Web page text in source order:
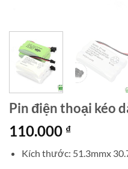
Pin điện thoại kéo
110.000 ₫
Kích thước: 51.3mmx